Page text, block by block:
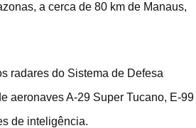
a cerca de 80 km de Manaus,
radares do Sistema de Defesa
aeronaves A-29 Super Tucano, E-99
de inteligência.